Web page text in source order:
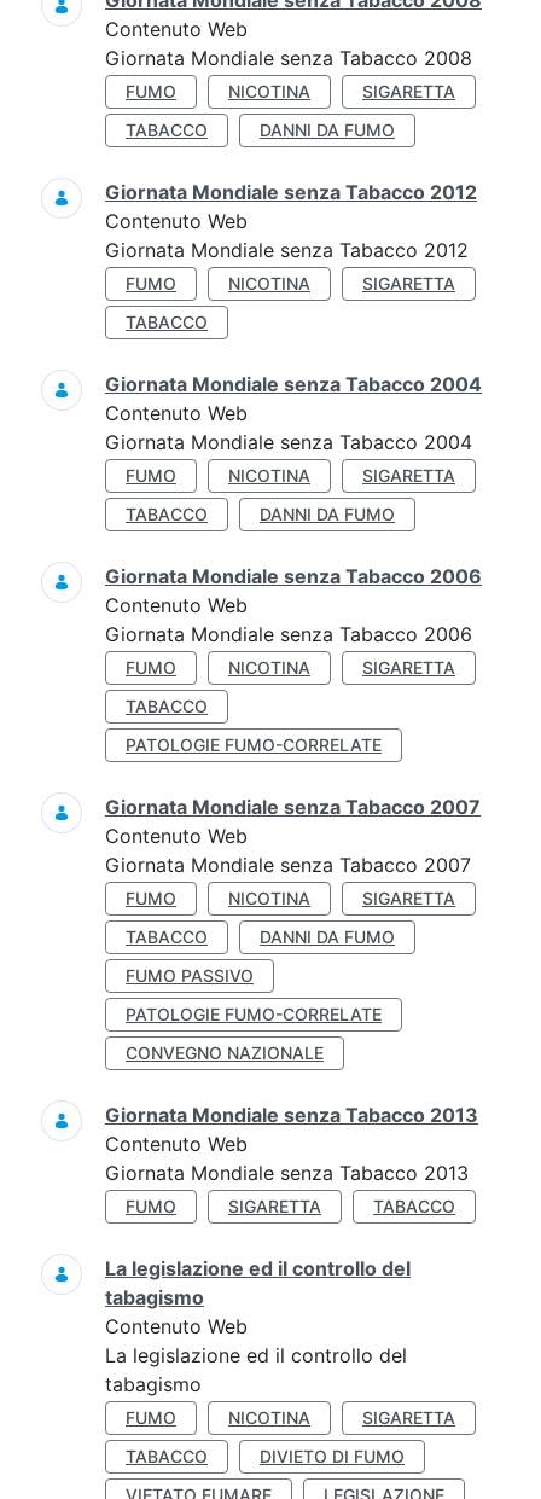
Contenuto Web
Giornata Mondiale senza Tabacco 2008
FUMO NICOTINA
SIGARETTA
TABACCO
DANNI DA FUMO
Giornata Mondiale senza Tabacco 2012
Contenuto Web
Giornata Mondiale senza Tabacco 2012
FUMO NICOTINA
SIGARETTA
TABACCO
Giornata Mondiale senza Tabacco 2004
Contenuto Web
Giornata Mondiale senza Tabacco 2004
FUMO NICOTINA
SIGARETTA
TABACCO
DANNI DA FUMO
Giornata Mondiale senza Tabacco 2006
Contenuto Web
Giornata Mondiale senza Tabacco 2006
FUMO NICOTINA
SIGARETTA
TABACCO
PATOLOGIE FUMO-CORRELATE
Giornata Mondiale senza Tabacco 2007
Contenuto Web
Giornata Mondiale senza Tabacco 2007
FUMO NICOTINA
SIGARETTA
TABACCO
DANNI DA FUMO
FUMO PASSIVO
PATOLOGIE FUMO-CORRELATE
CONVEGNO NAZIONALE
Giornata Mondiale senza Tabacco 2013
Contenuto Web
Giornata Mondiale senza Tabacco 2013
FUMO SIGARETTA TABACCO
La legislazione ed il controllo del
tabagismo
Contenuto Web
La legislazione ed il controllo del
tabagismo
FUMO NICOTINA
SIGARETTA
TABACCO
DIVIETO DI FUMO
VIETATO FUMARE
LEGISLAZIONE